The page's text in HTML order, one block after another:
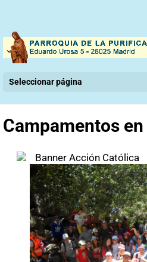
Seleccionar página
Campamentos